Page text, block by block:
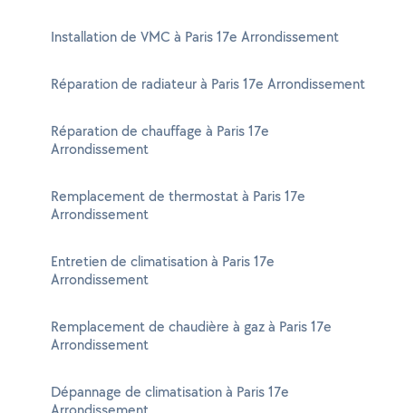
Installation de VMC à Paris 17e Arrondissement
Réparation de radiateur à Paris 17e Arrondissement
Réparation de chauffage à Paris 17e
Arrondissement
Remplacement de thermostat à Paris 17e
Arrondissement
Entretien de climatisation à Paris 17e
Arrondissement
Remplacement de chaudière à gaz à Paris 17e
Arrondissement
Dépannage de climatisation à Paris 17e